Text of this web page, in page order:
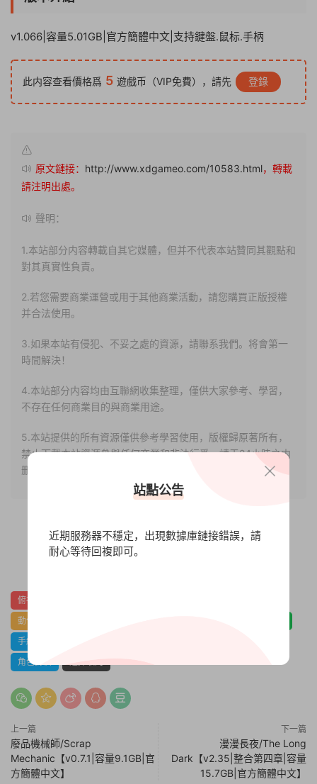
v1.066|容量5.01GB|官方簡體中文|支持鍵盤.鼠标.手柄
此内容查看價格爲 5 遊戲币（VIP免費），請先 登錄
原文鏈接： http://www.xdgameo.com/10583.html，轉載
請注明出處。
聲明：
1.本站部分内容轉載自其它媒體，但并不代表本站贊同其觀點和
對其真實性負責。
2.若您需要商業運營或用于其他商業活動，請您購買正版授權
并合法使用。
3.如果本站有侵犯、不妥之處的資源，請聯系我們。将會第一
時間解決！
4.本站部分内容均由互聯網收集整理，僅供大家參考、學習，
不存在任何商業目的與商業用途。
5.本站提供的所有資源僅供參考學習使用，版權歸原著所有，
禁止下載本站資源參與任何商業和非法行爲，請于24小時之内
删除!
0
俯視
動作角色扮演
手繪
角色扮演
上一篇
廢品機械師/Scrap
Mechanic【v0.7.1|容量9.1GB|官
方簡體中文】
下一篇
漫漫長夜/The Long
Dark【v2.35|整合第四章|容量
15.7GB|官方簡體中文】
站點公告
近期服務器不穩定，出現數據庫鏈接錯誤，請
耐心等待回複即可。